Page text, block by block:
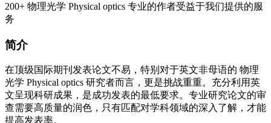
200+ 物理光学 Physical optics 专业的作者受益于我们提供的服
务
简介
在顶级国际期刊发表论文不易，特别对于英文非母语的 物理
光学 Physical optics 研究者而言，更是挑战重重。充分利用英
文呈现科研成果，是成功发表的最低要求。专业研究论文的审
查需要高质量的润色，只有匹配对学科领域的深入了解，才能
提高发表率。